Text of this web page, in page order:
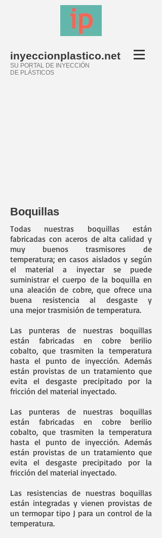
inyeccionplastico.net
SU PORTAL DE INYECCIÓN
DE PLÁSTICOS
Boquillas
Todas nuestras boquillas están
fabricadas con aceros de alta calidad y
muy buenos trasmisores de
temperatura; en casos aislados y según
el material a inyectar se puede
suministrar el cuerpo de la boquilla en
una aleación de cobre, que ofrece una
buena resistencia al desgaste y
una mejor trasmisión de temperatura.
Las punteras de nuestras boquillas
están fabricadas en cobre berilio
cobalto, que trasmiten la temperatura
hasta el punto de inyección. Además
están provistas de un tratamiento que
evita el desgaste precipitado por la
fricción del material inyectado.
Las punteras de nuestras boquillas
están fabricadas en cobre berilio
cobalto, que trasmiten la temperatura
hasta el punto de inyección. Además
están provistas de un tratamiento que
evita el desgaste precipitado por la
fricción del material inyectado.
Las resistencias de nuestras boquillas
están integradas y vienen provistas de
un termopar tipo J para un control de la
temperatura.